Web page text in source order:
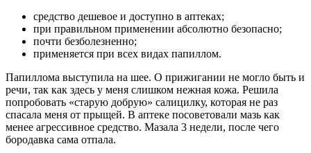
средство дешевое и доступно в аптеках;
при правильном применении абсолютно безопасно;
почти безболезненно;
применяется при всех видах папиллом.
Папиллома выступила на шее. О прижигании не могло быть и
речи, так как здесь у меня слишком нежная кожа. Решила
попробовать «старую добрую» салицилку, которая не раз
спасала меня от прыщей. В аптеке посоветовали мазь как
менее агрессивное средство. Мазала 3 недели, после чего
бородавка сама отпала.